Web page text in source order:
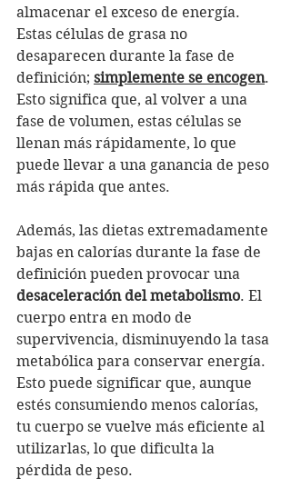
almacenar el exceso de energía.
Estas células de grasa no
desaparecen durante la fase de
definición; simplemente se encogen.
Esto significa que, al volver a una
fase de volumen, estas células se
llenan más rápidamente, lo que
puede llevar a una ganancia de peso
más rápida que antes.
Además, las dietas extremadamente
bajas en calorías durante la fase de
definición pueden provocar una
desaceleración del metabolismo. El
cuerpo entra en modo de
supervivencia, disminuyendo la tasa
metabólica para conservar energía.
Esto puede significar que, aunque
estés consumiendo menos calorías,
tu cuerpo se vuelve más eficiente al
utilizarlas, lo que dificulta la
pérdida de peso.